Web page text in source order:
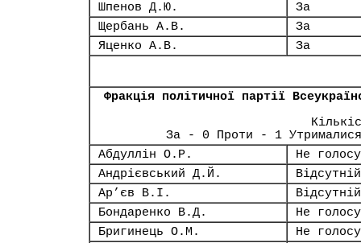
Шпенов Д.Ю.
За
Щербань А.В.
За
Яценко А.В.
За
Фракція політичної партії
За - 0 Проти - 1
Абдуллін О.Р.
Не
Андрієвський Д.Й.
Відсутній
Ар’єв В.І.
Відсутній
Бондаренко В.Д.
Не
Бригинець О.М.
Не